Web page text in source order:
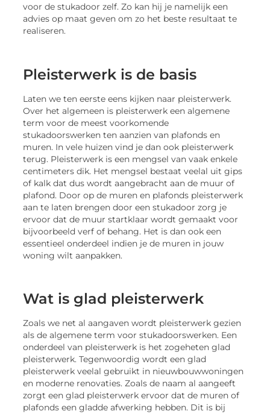
voor de stukadoor zelf. Zo kan hij je namelijk een
advies op maat geven om zo het beste resultaat te
realiseren.
Pleisterwerk is de basis
Laten we ten eerste eens kijken naar pleisterwerk.
Over het algemeen is pleisterwerk een algemene
term voor de meest voorkomende
stukadoorswerken ten aanzien van plafonds en
muren. In vele huizen vind je dan ook pleisterwerk
terug. Pleisterwerk is een mengsel van vaak enkele
centimeters dik. Het mengsel bestaat veelal uit gips
of kalk dat dus wordt aangebracht aan de muur of
plafond. Door op de muren en plafonds pleisterwerk
aan te laten brengen door een stukadoor zorg je
ervoor dat de muur startklaar wordt gemaakt voor
bijvoorbeeld verf of behang. Het is dan ook een
essentieel onderdeel indien je de muren in jouw
woning wilt aanpakken.
Wat is glad pleisterwerk
Zoals we net al aangaven wordt pleisterwerk gezien
als de algemene term voor stukadoorswerken. Een
onderdeel van pleisterwerk is het zogeheten glad
pleisterwerk. Tegenwoordig wordt een glad
pleisterwerk veelal gebruikt in nieuwbouwwoningen
en moderne renovaties. Zoals de naam al aangeeft
zorgt een glad pleisterwerk ervoor dat de muren of
plafonds een gladde afwerking hebben. Dit is bij